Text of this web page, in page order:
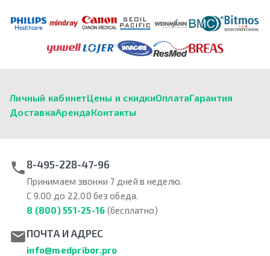
Личный кабинетЦены и скидкиОплатаГарантия
ДоставкаАрендаКонтакты
8-495-228-47-96
Принимаем звонки 7 дней в неделю.
С 9.00 до 22.00 без обеда.
8 (800) 551-25-16 (бесплатно)
ПОЧТА И АДРЕС
info@medpribor.pro